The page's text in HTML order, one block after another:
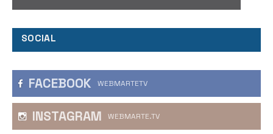
SOCIAL
FACEBOOK WEBMARTETV
INSTAGRAM WEBMARTE.TV